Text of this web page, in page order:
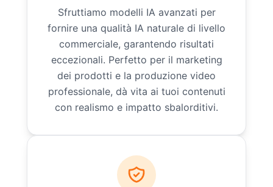
Sfruttiamo modelli IA avanzati per
fornire una qualità IA naturale di livello
commerciale, garantendo risultati
eccezionali. Perfetto per il marketing
dei prodotti e la produzione video
professionale, dà vita ai tuoi contenuti
con realismo e impatto sbalorditivi.